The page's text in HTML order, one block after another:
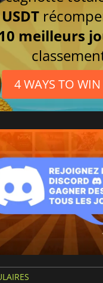
correspondant au
1.16 €
USDT
meilleurs
4 WAYS TO